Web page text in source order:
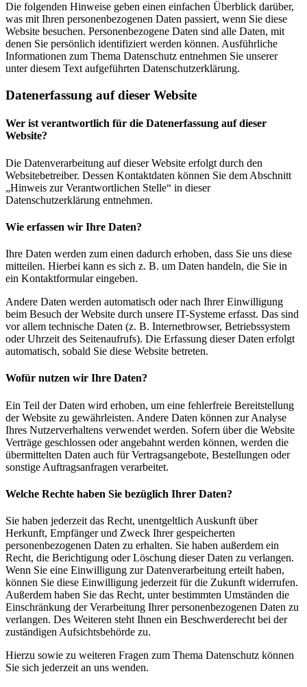
Die folgenden Hinweise geben einen einfachen Überblick darüber,
was mit Ihren personenbezogenen Daten passiert, wenn Sie diese
Website besuchen. Personenbezogene Daten sind alle Daten, mit
denen Sie persönlich identifiziert werden können. Ausführliche
Informationen zum Thema Datenschutz entnehmen Sie unserer
unter diesem Text aufgeführten Datenschutzerklärung.
Datenerfassung auf dieser Website
Wer ist verantwortlich für die Datenerfassung auf dieser
Website?
Die Datenverarbeitung auf dieser Website erfolgt durch den
Websitebetreiber. Dessen Kontaktdaten können Sie dem Abschnitt
„Hinweis zur Verantwortlichen Stelle“ in dieser
Datenschutzerklärung entnehmen.
Wie erfassen wir Ihre Daten?
Ihre Daten werden zum einen dadurch erhoben, dass Sie uns diese
mitteilen. Hierbei kann es sich z. B. um Daten handeln, die Sie in
ein Kontaktformular eingeben.
Andere Daten werden automatisch oder nach Ihrer Einwilligung
beim Besuch der Website durch unsere IT-Systeme erfasst. Das sind
vor allem technische Daten (z. B. Internetbrowser, Betriebssystem
oder Uhrzeit des Seitenaufrufs). Die Erfassung dieser Daten erfolgt
automatisch, sobald Sie diese Website betreten.
Wofür nutzen wir Ihre Daten?
Ein Teil der Daten wird erhoben, um eine fehlerfreie Bereitstellung
der Website zu gewährleisten. Andere Daten können zur Analyse
Ihres Nutzerverhaltens verwendet werden. Sofern über die Website
Verträge geschlossen oder angebahnt werden können, werden die
übermittelten Daten auch für Vertragsangebote, Bestellungen oder
sonstige Auftragsanfragen verarbeitet.
Welche Rechte haben Sie bezüglich Ihrer Daten?
Sie haben jederzeit das Recht, unentgeltlich Auskunft über
Herkunft, Empfänger und Zweck Ihrer gespeicherten
personenbezogenen Daten zu erhalten. Sie haben außerdem ein
Recht, die Berichtigung oder Löschung dieser Daten zu verlangen.
Wenn Sie eine Einwilligung zur Datenverarbeitung erteilt haben,
können Sie diese Einwilligung jederzeit für die Zukunft widerrufen.
Außerdem haben Sie das Recht, unter bestimmten Umständen die
Einschränkung der Verarbeitung Ihrer personenbezogenen Daten zu
verlangen. Des Weiteren steht Ihnen ein Beschwerderecht bei der
zuständigen Aufsichtsbehörde zu.
Hierzu sowie zu weiteren Fragen zum Thema Datenschutz können
Sie sich jederzeit an uns wenden.